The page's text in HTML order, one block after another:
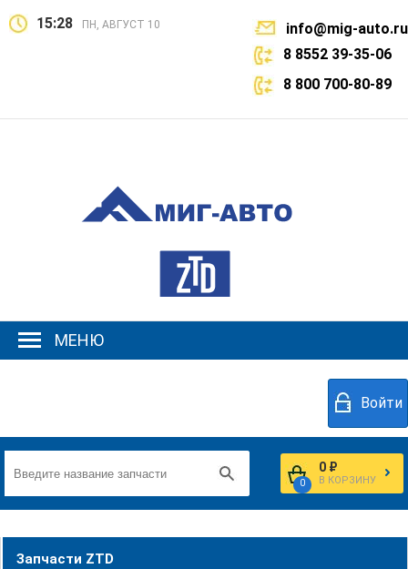
15:28 ПН, АВГУСТ 10
info@mig-auto.ru
8 8552 39-35-06
8 800 700-80-89
МЕНЮ
Войти
0
0 ₽
В КОРЗИНУ
Запчасти ZTD